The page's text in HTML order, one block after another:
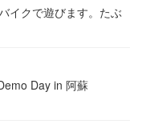
イクで遊びます。たぶ
Day in 阿蘇